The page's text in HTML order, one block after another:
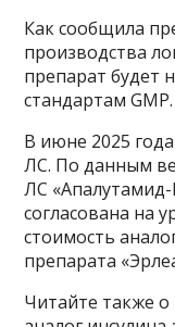
Как сообщила
производства
препарат будет
стандартам GMP.
В июне 2025
ЛС. По данным
ЛС
согласована на
стоимость
препарата
Читайте также